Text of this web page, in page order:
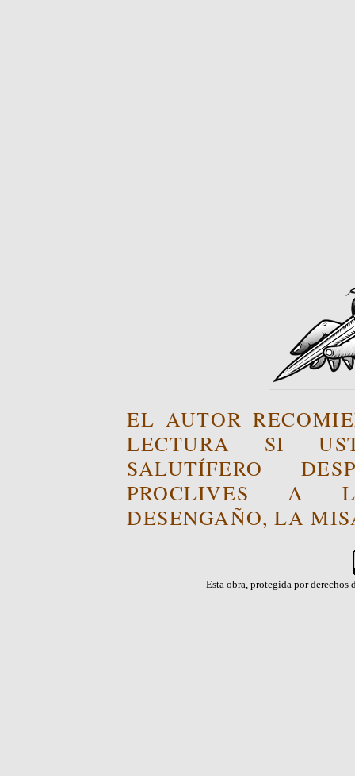
EL AUTOR
LECTURA SI
SALUTÍFERO
PROCLIVES A
DESENGAÑO, LA
Esta obra, protegida por derechos